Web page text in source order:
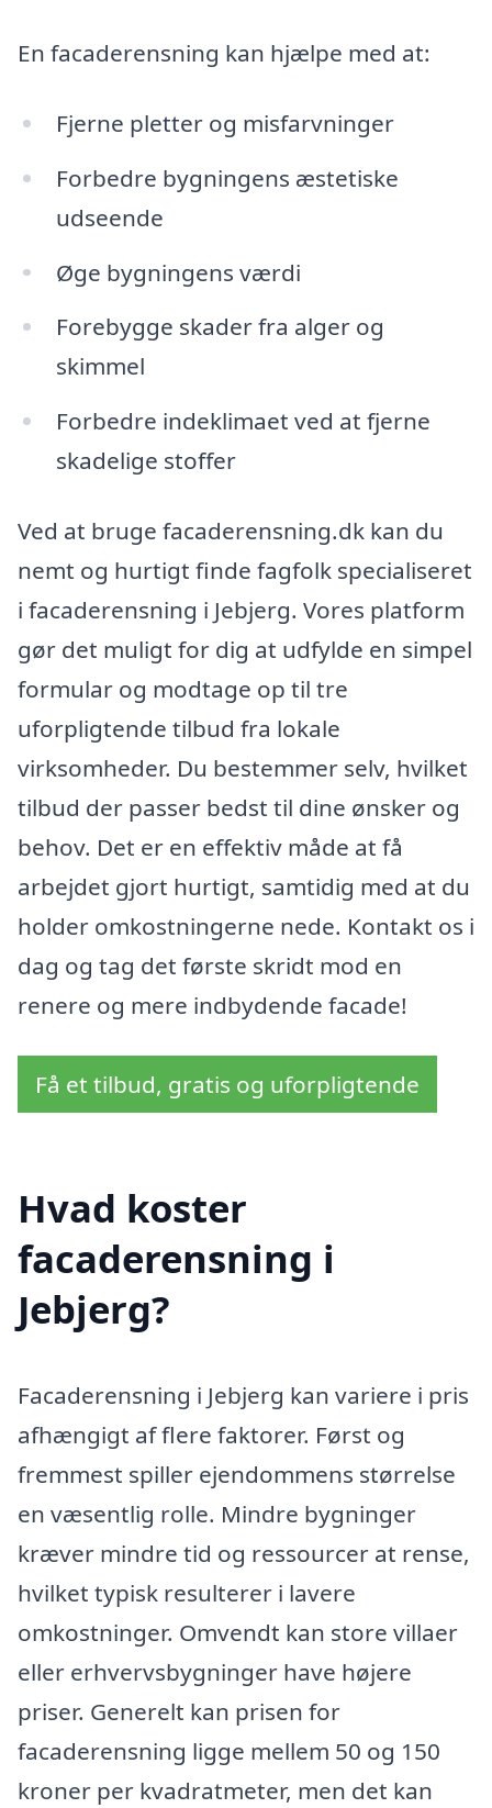
En facaderensning kan hjælpe med at:
Fjerne pletter og misfarvninger
Forbedre bygningens æstetiske
udseende
Øge bygningens værdi
Forebygge skader fra alger og
skimmel
Forbedre indeklimaet ved at fjerne
skadelige stoffer
Ved at bruge facaderensning.dk kan du
nemt og hurtigt finde fagfolk specialiseret
i facaderensning i Jebjerg. Vores platform
gør det muligt for dig at udfylde en simpel
formular og modtage op til tre
uforpligtende tilbud fra lokale
virksomheder. Du bestemmer selv, hvilket
tilbud der passer bedst til dine ønsker og
behov. Det er en effektiv måde at få
arbejdet gjort hurtigt, samtidig med at du
holder omkostningerne nede. Kontakt os i
dag og tag det første skridt mod en
renere og mere indbydende facade!
Få et tilbud, gratis og uforpligtende
Hvad koster
facaderensning i
Jebjerg?
Facaderensning i Jebjerg kan variere i pris
afhængigt af flere faktorer. Først og
fremmest spiller ejendommens størrelse
en væsentlig rolle. Mindre bygninger
kræver mindre tid og ressourcer at rense,
hvilket typisk resulterer i lavere
omkostninger. Omvendt kan store villaer
eller erhvervsbygninger have højere
priser. Generelt kan prisen for
facaderensning ligge mellem 50 og 150
kroner per kvadratmeter, men det kan